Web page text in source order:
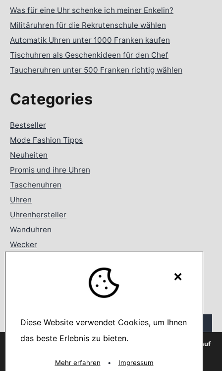
Was für eine Uhr schenke ich meiner Enkelin?
Militäruhren für die Rekrutenschule wählen
Automatik Uhren unter 1000 Franken kaufen
Tischuhren als Geschenkideen für den Chef
Taucheruhren unter 500 Franken richtig wählen
Categories
Bestseller
Mode Fashion Tipps
Neuheiten
Promis und ihre Uhren
Taschenuhren
Uhren
Uhrenhersteller
Wanduhren
Wecker
×
Diese Website verwendet Cookies, um Ihnen
das beste Erlebnis zu bieten.
Mehr erfahren • Impressum
Wir verwenden Cookies, um dir die bestmögliche Erfahrung auf
You can find out more about which cookies we are using or